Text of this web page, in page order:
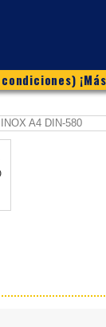
condiciones)